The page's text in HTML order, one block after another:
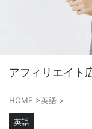
アフィリエイト
HOME >英語 >
英語